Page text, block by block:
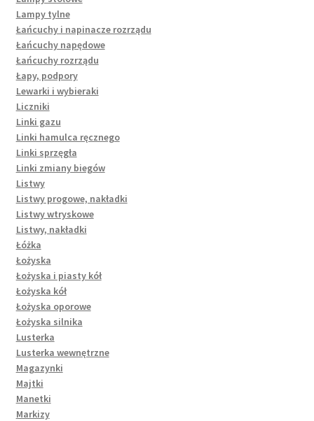
Lampy tylne
Łańcuchy i napinacze rozrządu
Łańcuchy napędowe
Łańcuchy rozrządu
Łapy, podpory
Lewarki i wybieraki
Liczniki
Linki gazu
Linki hamulca ręcznego
Linki sprzęgła
Linki zmiany biegów
Listwy
Listwy progowe, nakładki
Listwy wtryskowe
Listwy, nakładki
Łóżka
Łożyska
Łożyska i piasty kół
Łożyska kół
Łożyska oporowe
Łożyska silnika
Lusterka
Lusterka wewnętrzne
Magazynki
Majtki
Manetki
Markizy